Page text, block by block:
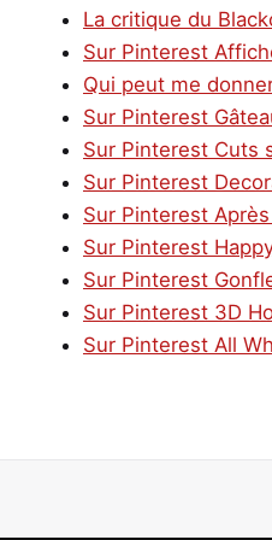
La critique du
Sur Pinterest
Qui peut me
Sur Pinterest
Sur Pinterest Cuts
Sur Pinterest
Sur Pinterest
Sur Pinterest
Sur Pinterest
Sur Pinterest 3D
Sur Pinterest All